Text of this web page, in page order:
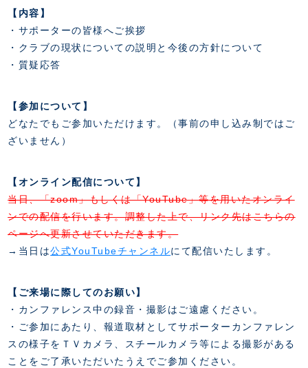
【内容】
・サポーターの皆様へご挨拶
・クラブの現状についての説明と今後の方針について
・質疑応答
【参加について】
どなたでもご参加いただけます。（事前の申し込み制ではご
ざいません）
【オンライン配信について】
当日、「zoom」もしくは「YouTube」等を用いたオンライ
ンでの配信を行います。調整した上で、リンク先はこちらの
ページへ更新させていただきます。
→当日は公式YouTubeチャンネルにて配信いたします。
【ご来場に際してのお願い】
・カンファレンス中の録音・撮影はご遠慮ください。
・ご参加にあたり、報道取材としてサポーターカンファレン
スの様子をＴＶカメラ、スチールカメラ等による撮影がある
ことをご了承いただいたうえでご参加ください。